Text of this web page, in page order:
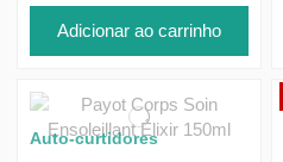
Adicionar ao carrinho
Auto-curtidores